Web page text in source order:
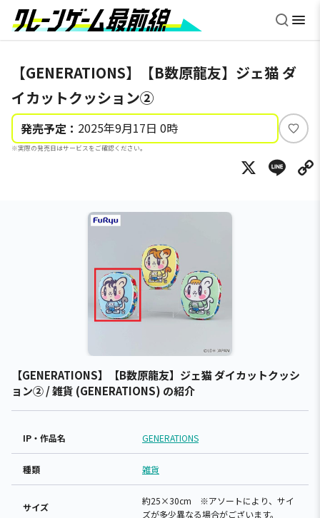
【GENERATIONS】【B数原龍友】ジェ猫 ダ
イカットクッション②
発売予定： 2025年9月17日 0時
※実際の発売日はサービスをご確認ください。
い
ね
X
【GENERATIONS】【B数原龍友】ジェ猫 ダイカットクッシ
ョン② / 雑貨 (GENERATIONS) の紹介
IP・作品名 GENERATIONS
種類 雑貨
サイズ
約25×30cm ※アソートにより、サイ
ズが多少異なる場合がございます。